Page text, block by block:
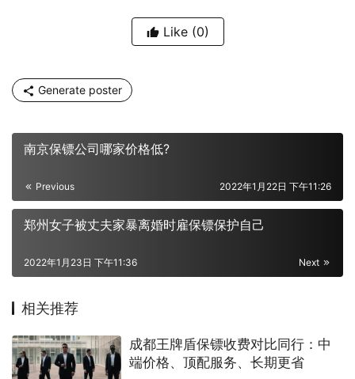
Like (0)
Generate poster
南京保镖公司哪家价格低?
Previous 2022年1月22日 下午11:26
郑州女子被丈夫家暴离婚时雇保镖保护自己
Next
2022年1月23日 下午11:36
相关推荐
成都王牌盾保镖收费对比同行：中
端价格、顶配服务、长期更省